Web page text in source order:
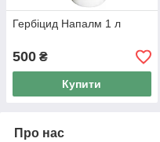
Гербіцид Напалм 1 л
500 ₴
Купити
Про нас